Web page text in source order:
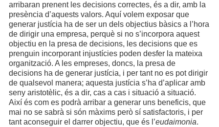
arribaran prenent les decisions correctes, és a dir, amb la
presència d’aquests valors. Aquí volem exposar que
generar justícia ha de ser un dels objectius bàsics a l’hora
de dirigir una empresa, perquè si no s’incorpora aquest
objectiu en la presa de decisions, les decisions que es
prenguin incorporant injustícies poden desfer la mateixa
organització. A les empreses, doncs, la presa de
decisions ha de generar justícia, i per tant no es pot dirigir
de qualsevol manera; aquesta justícia s’ha d’aplicar amb
seny aristotèlic, és a dir, cas a cas i situació a situació.
Així és com es podrà arribar a generar uns beneficis, que
mai no se sabrà si són màxims però sí satisfactoris, i per
tant aconseguir el darrer objectiu, que és l’eudaimonia.